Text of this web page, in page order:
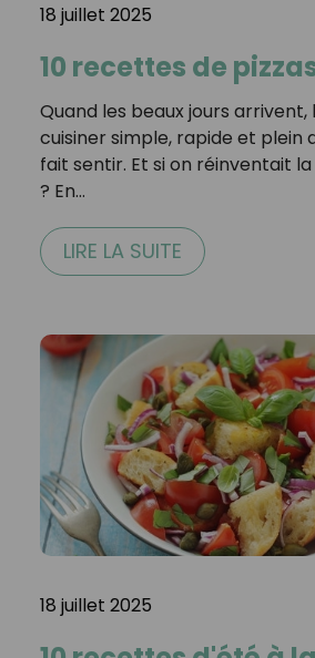
18 juillet 2025
10 recettes de
Quand les beaux jours arrivent,
cuisiner simple, rapide et plein
fait sentir. Et si on réinventait
? En…
LIRE LA SUITE
18 juillet 2025